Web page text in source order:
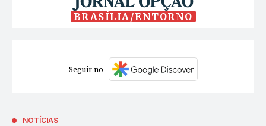
BRASÍLIA/ENTORNO
Seguir no
NOTÍCIAS